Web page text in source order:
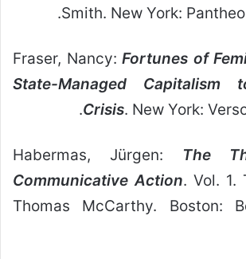
Smith. New York:
Fortunes of
State-Managed Capitalism
Crisis. New York:
The
Communicative Action. Vol. 1.
Thomas McCarthy. Boston: